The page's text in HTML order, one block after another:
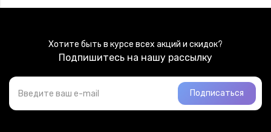
Хотите быть в курсе всех акций и скидок?
Подпишитесь на нашу рассылку
Подписаться